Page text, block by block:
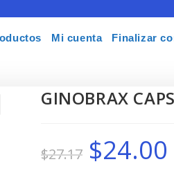
Mi cuenta Finalizar
GINOBRAX
$27.17
El
precio
original
$24.00